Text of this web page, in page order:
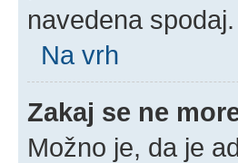
navedena spodaj.
Na vrh
Zakaj se ne
Možno je, da je